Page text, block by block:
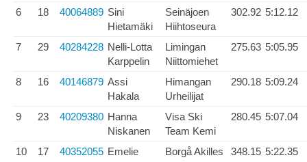
6 18 40064889 Sini
Hietamäki
Seinäjoen
Hiihtoseura
302.92 5:12.12
7 29 40284228 Nelli-Lotta
Karppelin
Limingan
Niittomiehet
275.63 5:05.95
8 16 40146879 Assi
Hakala
Himangan
Urheilijat
290.18 5:09.24
9 23 40209380 Hanna
Niskanen
Visa Ski
Team Kemi
280.45 5:07.04
10 17 40352055 Emelie
Borgå Akilles 348.15 5:22.35